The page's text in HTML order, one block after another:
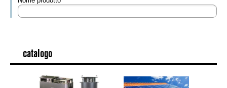
catalogo